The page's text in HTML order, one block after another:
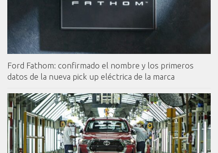
Ford Fathom: confirmado el nombre y los primeros
datos de la nueva pick up eléctrica de la marca